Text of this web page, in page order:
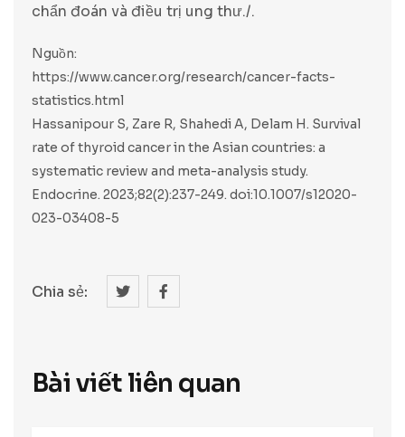
chẩn đoán và điều trị ung thư./.
Nguồn:
https://www.cancer.org/research/cancer-facts-
statistics.html
Hassanipour S, Zare R, Shahedi A, Delam H. Survival
rate of thyroid cancer in the Asian countries: a
systematic review and meta-analysis study.
Endocrine. 2023;82(2):237-249. doi:10.1007/s12020-
023-03408-5
Chia sẻ:
Bài viết liên quan